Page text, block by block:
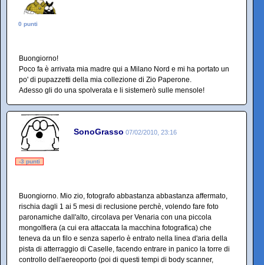
0 punti
Buongiorno!
Poco fa è arrivata mia madre qui a Milano Nord e mi ha portato un
po' di pupazzetti della mia collezione di Zio Paperone.
Adesso gli do una spolverata e li sistemerò sulle mensole!
SonoGrasso 07/02/2010, 23:16
-3 punti
Buongiorno. Mio zio, fotografo abbastanza abbastanza affermato,
rischia dagli 1 ai 5 mesi di reclusione perchè, volendo fare foto
paronamiche dall'alto, circolava per Venaria con una piccola
mongolfiera (a cui era attaccata la macchina fotografica) che
teneva da un filo e senza saperlo è entrato nella linea d'aria della
pista di atterraggio di Caselle, facendo entrare in panico la torre di
controllo dell'aereoporto (poi di questi tempi di body scanner,